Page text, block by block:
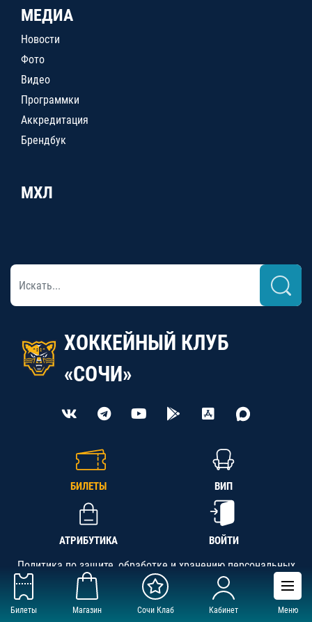
Билеты Магазин Сочи Клаб Кабинет Меню
МЕДИА
Новости
Фото
Видео
Программки
Аккредитация
Брендбук
МХЛ
ХОККЕЙНЫЙ КЛУБ
«СОЧИ»
БИЛЕТЫ ВИП
АТРИБУТИКА ВОЙТИ
Политика по защите, обработке и хранению персональных
данных
АНО «СК «Кубань-Регион», ОГРН 1142300002349,